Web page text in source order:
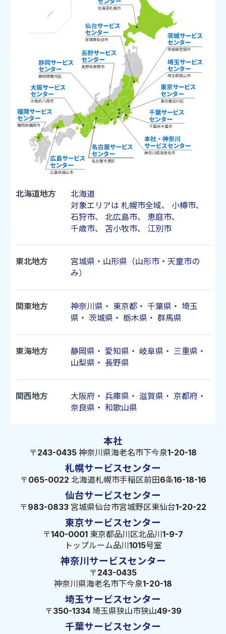
北海道地方
北海道
対象エリアは 札幌市全域、 小樽市、
石狩市、 北広島市、 恵庭市、
千歳市、 苫小牧市、 江別市
東北地方
宮城県・山形県（山形市・天童市の
み）
関東地方 神奈川県 ・ 東京都・ 千葉県 ・ 埼玉
県 ・ 茨城県 ・ 栃木県 ・ 群馬県
東海地方 静岡県 ・ 愛知県 ・ 岐阜県 ・ 三重県 ・
山梨県 ・ 長野県
関西地方 大阪府 ・ 兵庫県 ・ 滋賀県 ・ 京都府 ・
奈良県 ・ 和歌山県
本社
〒243-0435 神奈川県海老名市下今泉1-20-18
札幌サービスセンター
〒065-0022 北海道札幌市手稲区前田6条16-18-16
仙台サービスセンター
〒983-0833 宮城県仙台市宮城野区東仙台1-20-22
東京サービスセンター
〒140-0001 東京都品川区北品川1-9-7
トップルーム品川1015号室
神奈川サービスセンター
〒243-0435
神奈川県海老名市下今泉1-20-18
埼玉サービスセンター
〒350-1334 埼玉県狭山市狭山49-39
千葉サービスセンター